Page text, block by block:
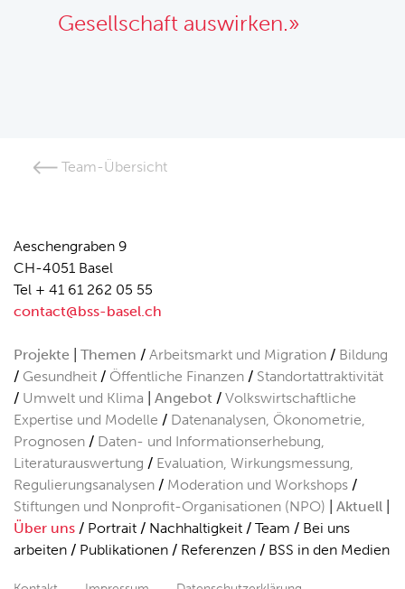
Gesellschaft auswirken.»
Team-Übersicht
Aeschengraben 9
CH-4051 Basel
Tel + 41 61 262 05 55
contact@bss-basel.ch
Projekte Themen Arbeitsmarkt und Migration
Bildung
Gesundheit
Öffentliche Finanzen
Standortattraktivität
Umwelt und Klima
Angebot
Volkswirtschaftliche
Expertise und Modelle
Datenanalysen, Ökonometrie,
Prognosen
Daten- und Informationserhebung,
Literaturauswertung
Evaluation, Wirkungsmessung,
Regulierungsanalysen
Moderation und Workshops
Stiftungen und Nonprofit-Organisationen (NPO)
Aktuell
Über uns
Portrait Nachhaltigkeit Team
Bei uns
arbeiten
Publikationen Referenzen BSS in den Medien